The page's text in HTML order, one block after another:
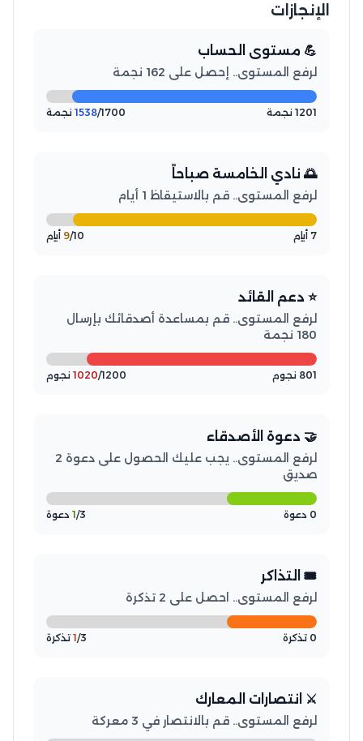
الإنجازات
💪 مستوى الحساب
لرفع المستوى.. إحصل على 162 نجمة
1201 نجمة 1538/1700 نجمة
🌅 نادي الخامسة صباحاً
لرفع المستوى.. قم بالاستيقاظ 1 أيام
7 أيام 9/10 أيام
⭐ دعم القائد
لرفع المستوى.. قم بمساعدة أصدقائك بإرسال
180 نجمة
801 نجوم 1020/1200 نجوم
🤝 دعوة الأصدقاء
لرفع المستوى.. يجب عليك الحصول على دعوة 2
صديق
0 دعوة 1/3 دعوة
🎟️ التذاكر
لرفع المستوى.. احصل على 2 تذكرة
0 تذكرة 1/3 تذكرة
⚔️ انتصارات المعارك
لرفع المستوى.. قم بالانتصار في 3 معركة